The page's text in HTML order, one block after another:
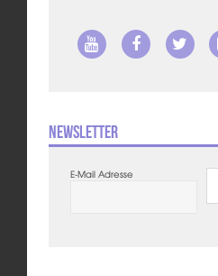
Newsletter
E-Mail Adresse